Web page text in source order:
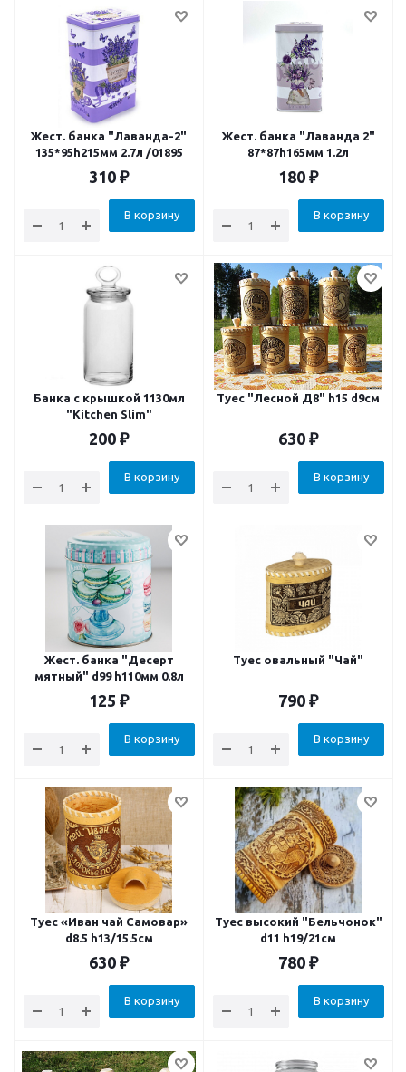
Жест. банка "Лаванда-2"
135*95h215мм 2.7л /01895
310 ₽
В корзину
Жест. банка "Лаванда 2"
87*87h165мм 1.2л
180 ₽
В корзину
Банка с крышкой 1130мл
"Kitchen Slim"
200 ₽
В корзину
Туес "Лесной Д8" h15 d9см
630 ₽
В корзину
Жест. банка "Десерт
мятный" d99 h110мм 0.8л
125 ₽
В корзину
Туес овальный "Чай"
790 ₽
В корзину
Туес «Иван чай Самовар»
d8.5 h13/15.5см
630 ₽
В корзину
Туес высокий "Бельчонок"
d11 h19/21см
780 ₽
В корзину